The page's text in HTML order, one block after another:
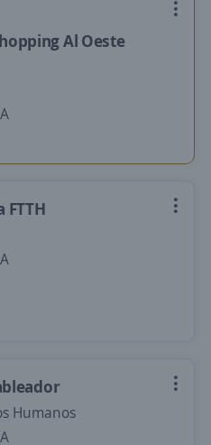
Al Oeste
Humanos